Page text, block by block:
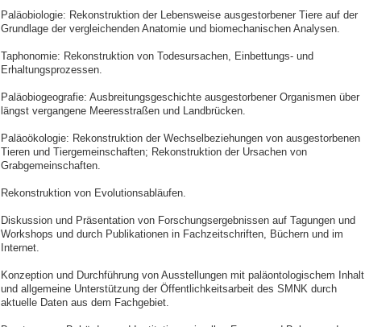
Paläobiologie: Rekonstruktion der Lebensweise ausgestorbener Tiere auf der
Grundlage der vergleichenden Anatomie und biomechanischen Analysen.
Taphonomie: Rekonstruktion von Todesursachen, Einbettungs- und
Erhaltungsprozessen.
Paläobiogeografie: Ausbreitungsgeschichte ausgestorbener Organismen über
längst vergangene Meeresstraßen und Landbrücken.
Paläoökologie: Rekonstruktion der Wechselbeziehungen von ausgestorbenen
Tieren und Tiergemeinschaften; Rekonstruktion der Ursachen von
Grabgemeinschaften.
Rekonstruktion von Evolutionsabläufen.
Diskussion und Präsentation von Forschungsergebnissen auf Tagungen und
Workshops und durch Publikationen in Fachzeitschriften, Büchern und im
Internet.
Konzeption und Durchführung von Ausstellungen mit paläontologischem Inhalt
und allgemeine Unterstützung der Öffentlichkeitsarbeit des SMNK durch
aktuelle Daten aus dem Fachgebiet.